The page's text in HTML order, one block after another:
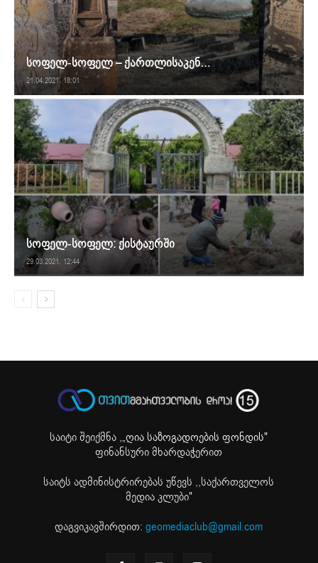
სოფელ-სოფელ – ქართლისაკენ…
21.04.2021. 18:01
სოფელ-სოფელ: ქისტაურში
29.03.2021. 12:44
საიტი შეიქმნა ,„ღია საზოგადოების ფონდის"
ფინანსური მხარდაჭერით
საიტს ადმინისტრირებას უწევს ,,საქართველოს
მედია კლუბი"
დაგვიკავშირდით:geomediaclub@gmail.com